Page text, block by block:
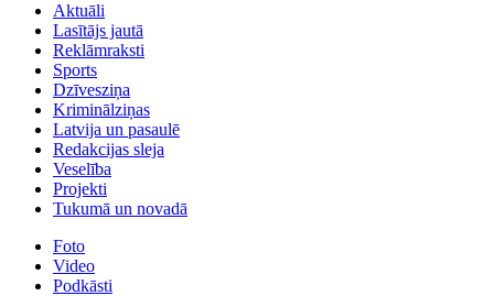
Aktuāli
Lasītājs jautā
Reklāmraksti
Sports
Dzīvesziņa
Kriminālziņas
Latvija un pasaulē
Redakcijas sleja
Veselība
Projekti
Tukumā un novadā
Foto
Video
Podkāsti